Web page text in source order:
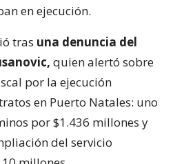
en ejecución.
tras una denuncia del
quien alertó sobre
por la ejecución
en Puerto Natales: uno
por $1.436 millones y
del servicio